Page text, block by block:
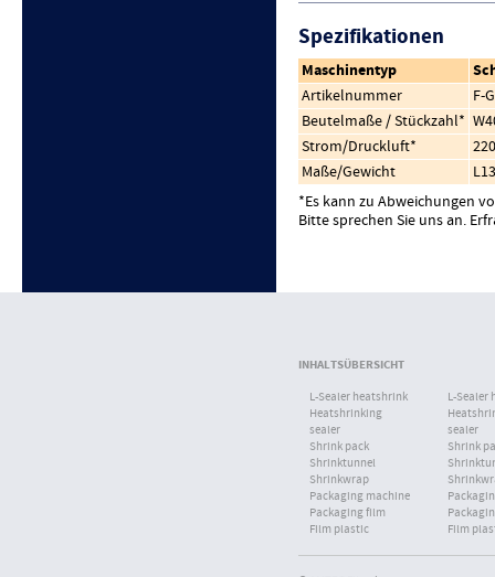
Spezifikationen
Maschinentyp
Artikelnummer
F-
Beutelmaße / Stückzahl*
Strom/Druckluft*
Maße/Gewicht
*Es kann zu Abweichungen
Bitte sprechen Sie uns an.
INHALTSÜBERSICHT
L-Sealer heatshrink
Heatshrinking
sealer
Shrink pack
Shrinktunnel
Shrinkwrap
Packaging machine
Packaging film
Film plastic
L-Sealer
sealer
Shrink
Film